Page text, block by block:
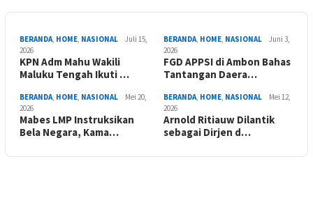
BERANDA, HOME, NASIONAL
Juli 15,
2026
KPN Adm Mahu Wakili
Maluku Tengah Ikuti …
BERANDA, HOME, NASIONAL
Juni 3,
2026
FGD APPSI di Ambon Bahas
Tantangan Daera…
BERANDA, HOME, NASIONAL
Mei 20,
2026
Mabes LMP Instruksikan
Bela Negara, Kama…
BERANDA, HOME, NASIONAL
Mei 12,
2026
Arnold Ritiauw Dilantik
sebagai Dirjen d…